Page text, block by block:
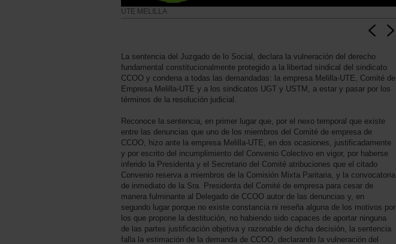
UTE MELILLA
La sentencia del Juzgado de lo Social, declara la vulneración del derecho
fundamental constitucionalmente protegido a la libertad sindical del sindicato
CCOO y condena a todas las demandadas: la empresa Melilla-UTE, Comité de
Empresa Melilla-UTE y a los sindicatos UGT y USTM, a estar y pasar por los
términos de la resolución judicial.
Reconoce la sentencia, en primer lugar que, por el nexo temporal que existe
entre las denuncias que uno de los miembros del Comité de empresa de
CCOO, hizo ante la empresa Melilla-UTE, en dos ocasiones, justificadamente
y por escrito del incumplimiento del Convenio Colectivo en vigor, por haberse
inferido la Presidenta y el Secretario del Comité atribuciones que el citado
Convenio reserva a miembros de la Comisión Mixta Paritaria, y la convocatoria
de inmediato de la Sra. Presidenta del Comité de empresa para cesar de
manera fulminante al Delegado de CCOO autor de las denuncias y, en
segundo lugar porque no existe constancia ni reseña alguna de los motivos por
los que propone la destitución, no habiendo sido capaces de aportar ninguna
de las partes justificación objetiva y razonable de dicha decisión, la sentencia
falla la estimación de la demanda de CCOO, declarando la vulneración del